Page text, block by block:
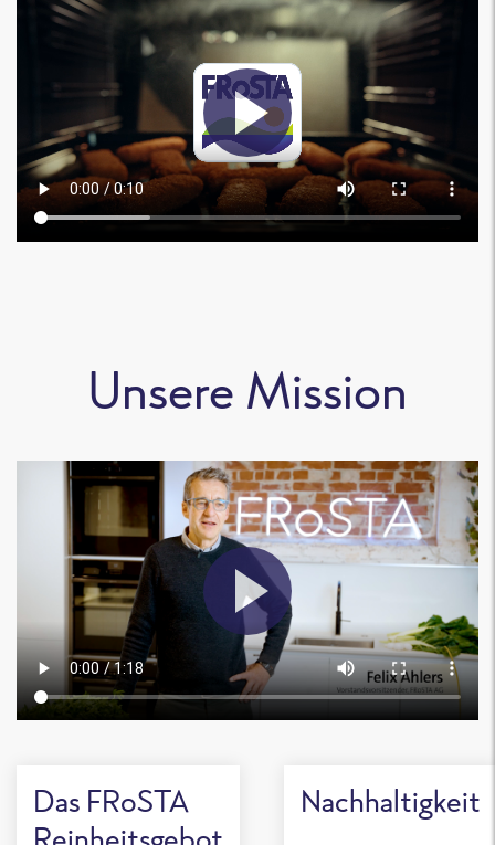
Unsere Mission
Das FRoSTA
Nachhaltigkeit